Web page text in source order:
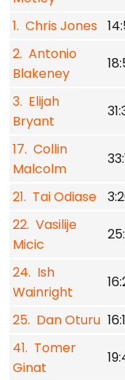
1. Chris Jones
2. Antonio
Blakeney
3. Elijah
Bryant
17. Collin
Malcolm
21. Tai Odiase
22. Vasilije
Micic
24. Ish
Wainright
25. Dan Oturu
41. Tomer
Ginat